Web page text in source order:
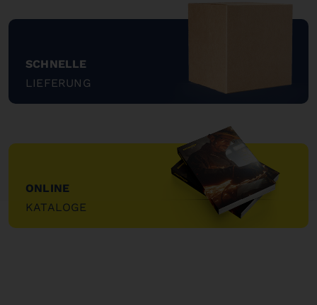
SCHNELLE
LIEFERUNG
"
ONLINE
KATALOGE
"